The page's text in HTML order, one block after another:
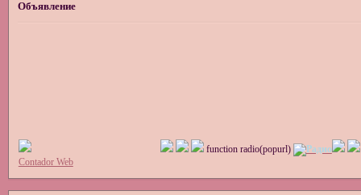
Объявление
function radio(popurl)
Contador Web